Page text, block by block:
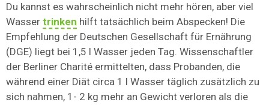
Du kannst es wahrscheinlich nicht mehr hören, aber viel
Wasser trinken hilft tatsächlich beim Abspecken! Die
Empfehlung der Deutschen Gesellschaft für Ernährung
(DGE) liegt bei 1,5 l Wasser jeden Tag. Wissenschaftler
der Berliner Charité ermittelten, dass Probanden, die
während einer Diät circa 1 l Wasser täglich zusätzlich zu
sich nahmen, 1- 2 kg mehr an Gewicht verloren als die